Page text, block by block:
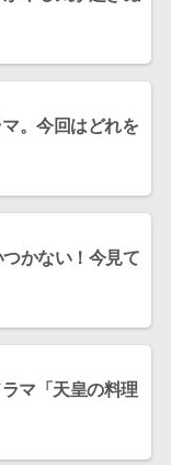
。今回はどれを
つかない！今見て
マ「天皇の料理